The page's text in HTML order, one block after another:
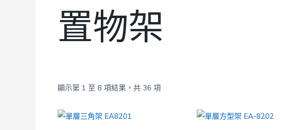
置物架
顯示第 1 至 8 項結果，共 36 項